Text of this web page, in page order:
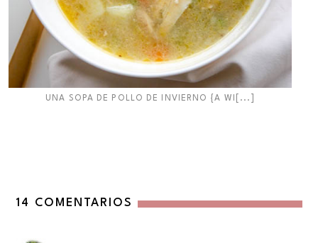
UNA SOPA DE POLLO DE INVIERNO {A WI[...]
14 COMENTARIOS